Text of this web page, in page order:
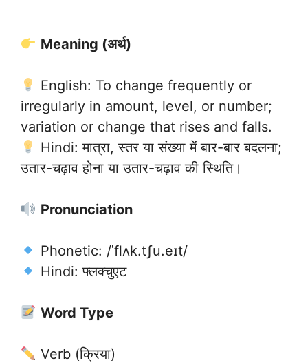
Meaning (अर्थ)
English: To change frequently or
irregularly in amount, level, or number;
variation or change that rises and falls.
Hindi: मात्रा, स्तर या संख्या में बार-बार बदलना;
उतार-चढ़ाव होना या उतार-चढ़ाव की स्थिति।
Pronunciation
Phonetic: /ˈflʌk.tʃu.eɪt/
Hindi: फ्लक्चुएट
Word Type
Verb (क्रिया)